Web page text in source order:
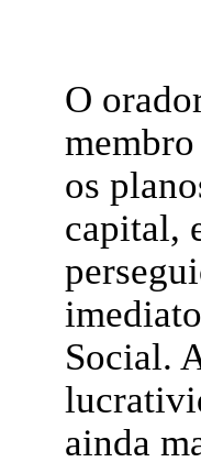
O
os
capital,
Social.
ainda